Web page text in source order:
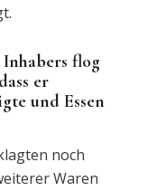
flog
er
und Essen
noch
Waren